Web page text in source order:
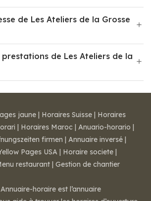
de Les Ateliers de la Grosse
prestations de Les Ateliers de la
jaune | Horaires Suisse | Horaires
| Horaires Maroc | Anuario-horario |
firmen | Annuaire inversé |
Pages USA | Horaire societe |
restaurant | Gestion de chantier
horaire est l’annuaire